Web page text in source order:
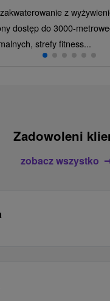
z
dostęp do 3000-
strefy fitness...
Zadowoleni
zobacz wszystko